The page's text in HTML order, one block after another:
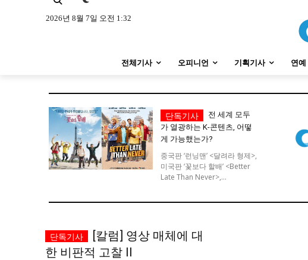
시 문학 (문학산책)
보도 사진
지역 & 글로벌 뉴스
서울전역 인천지역 경기지역
ENG 中文
시 문학 (문학산책)
보도 사진
지역 & 글로벌 뉴스
서울전역 인천지역 경기지역
ENG 中文
2026년 8월 7일 오전 1:32
전체기사 오피니언 기획기사 연예
전 세계 모두
가 열광하는 K-콘텐츠, 어떻
게 가능했는가?
중국판 ‘런닝맨’ <달려라 형제>,
미국판 ‘꽃보다 할배’ <Better
Late Than Never>,...
[칼럼] 영상 매체에 대
한 비판적 고찰 II